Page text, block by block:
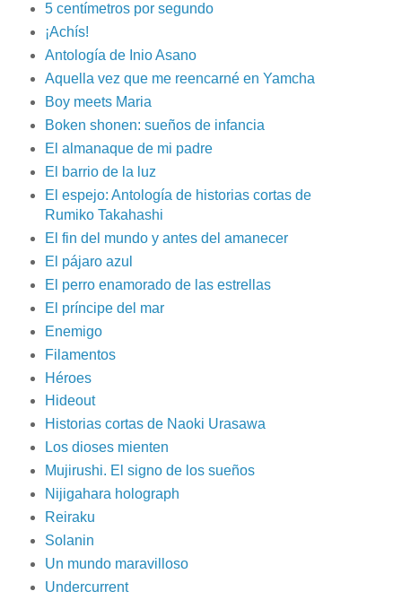
5 centímetros por segundo
¡Achís!
Antología de Inio Asano
Aquella vez que me reencarné en Yamcha
Boy meets Maria
Boken shonen: sueños de infancia
El almanaque de mi padre
El barrio de la luz
El espejo: Antología de historias cortas de
Rumiko Takahashi
El fin del mundo y antes del amanecer
El pájaro azul
El perro enamorado de las estrellas
El príncipe del mar
Enemigo
Filamentos
Héroes
Hideout
Historias cortas de Naoki Urasawa
Los dioses mienten
Mujirushi. El signo de los sueños
Nijigahara holograph
Reiraku
Solanin
Un mundo maravilloso
Undercurrent